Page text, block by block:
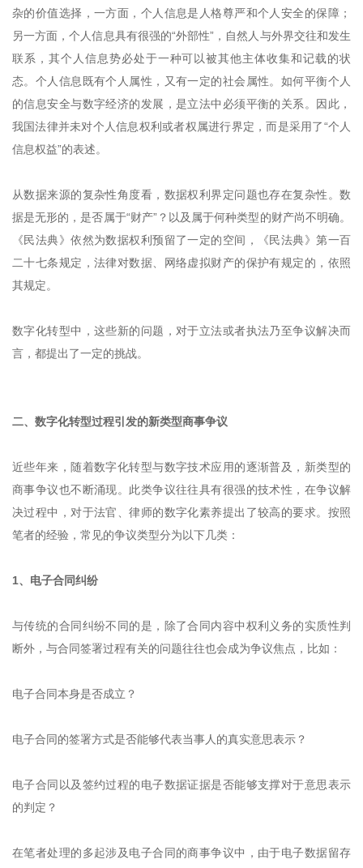
杂的价值选择，一方面，个人信息是人格尊严和个人安全的保障；
另一方面，个人信息具有很强的“外部性”，自然人与外界交往和发生
联系，其个人信息势必处于一种可以被其他主体收集和记载的状
态。个人信息既有个人属性，又有一定的社会属性。如何平衡个人
的信息安全与数字经济的发展，是立法中必须平衡的关系。因此，
我国法律并未对个人信息权利或者权属进行界定，而是采用了“个人
信息权益”的表述。
从数据来源的复杂性角度看，数据权利界定问题也存在复杂性。数
据是无形的，是否属于“财产”？以及属于何种类型的财产尚不明确。
《民法典》依然为数据权利预留了一定的空间，《民法典》第一百
二十七条规定，法律对数据、网络虚拟财产的保护有规定的，依照
其规定。
数字化转型中，这些新的问题，对于立法或者执法乃至争议解决而
言，都提出了一定的挑战。
二、数字化转型过程引发的新类型商事争议
近些年来，随着数字化转型与数字技术应用的逐渐普及，新类型的
商事争议也不断涌现。此类争议往往具有很强的技术性，在争议解
决过程中，对于法官、律师的数字化素养提出了较高的要求。按照
笔者的经验，常见的争议类型分为以下几类：
1、电子合同纠纷
与传统的合同纠纷不同的是，除了合同内容中权利义务的实质性判
断外，与合同签署过程有关的问题往往也会成为争议焦点，比如：
电子合同本身是否成立？
电子合同的签署方式是否能够代表当事人的真实意思表示？
电子合同以及签约过程的电子数据证据是否能够支撑对于意思表示
的判定？
在笔者处理的多起涉及电子合同的商事争议中，由于电子数据留存